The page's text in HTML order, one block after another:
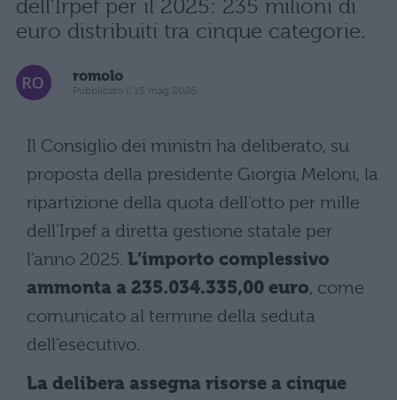
dell'Irpef per il 2025: 235 milioni di
euro distribuiti tra cinque categorie.
romolo
Pubblicato il 15 mag 2026
Il Consiglio dei ministri ha deliberato, su
proposta della presidente Giorgia Meloni, la
ripartizione della quota dell’otto per mille
dell’Irpef a diretta gestione statale per
l’anno 2025. L’importo complessivo
ammonta a 235.034.335,00 euro, come
comunicato al termine della seduta
dell’esecutivo.
La delibera assegna risorse a cinque